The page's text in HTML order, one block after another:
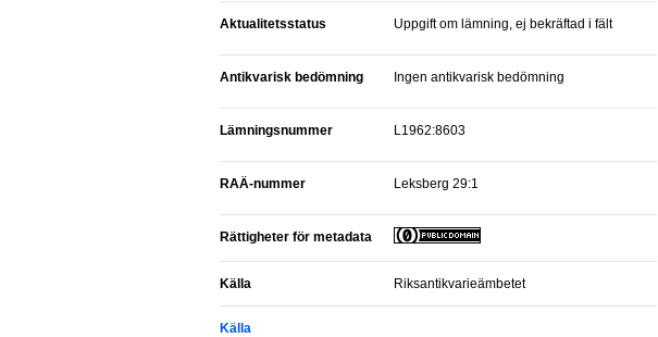
Aktualitetsstatus Uppgift om lämning, ej bekräftad i fält
Antikvarisk bedömning Ingen antikvarisk bedömning
Lämningsnummer L1962:8603
RAÄ-nummer Leksberg 29:1
Rättigheter för metadata
Källa Riksantikvarieämbetet
Källa